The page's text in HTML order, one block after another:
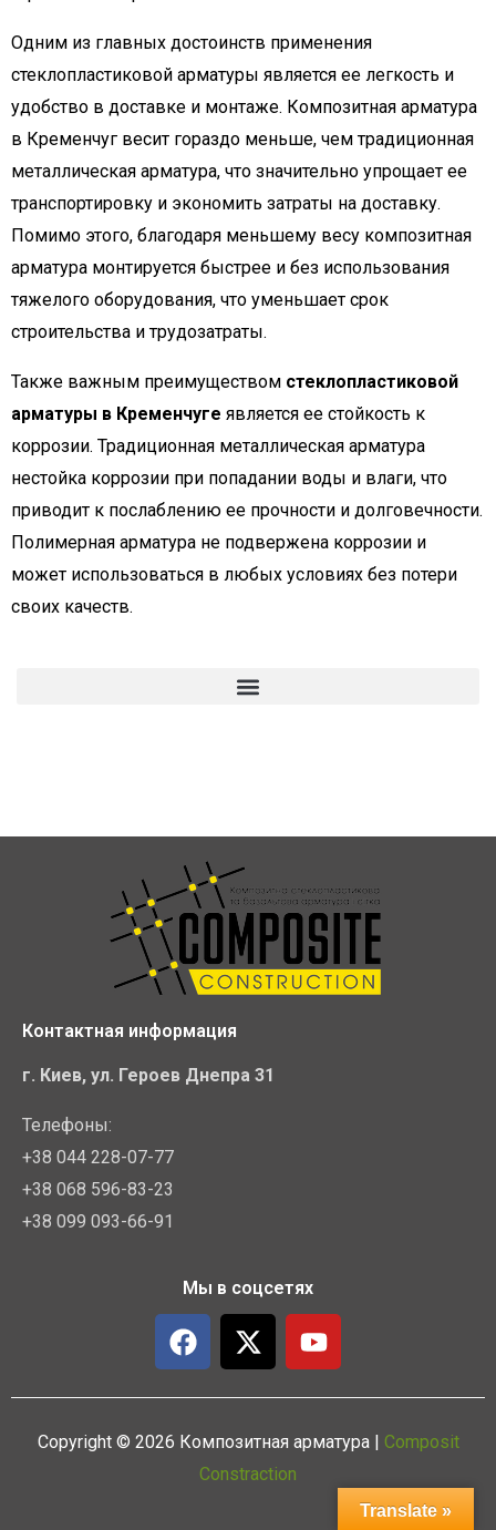
Одним из главных достоинств применения
стеклопластиковой арматуры является ее легкость и
удобство в доставке и монтаже. Композитная арматура
в Кременчуг весит гораздо меньше, чем традиционная
металлическая арматура, что значительно упрощает ее
транспортировку и экономить затраты на доставку.
Помимо этого, благодаря меньшему весу композитная
арматура монтируется быстрее и без использования
тяжелого оборудования, что уменьшает срок
строительства и трудозатраты.
Также важным преимуществом стеклопластиковой
арматуры в Кременчуге является ее стойкость к
коррозии. Традиционная металлическая арматура
нестойка коррозии при попадании воды и влаги, что
приводит к послаблению ее прочности и долговечности.
Полимерная арматура не подвержена коррозии и
может использоваться в любых условиях без потери
своих качеств.
Контактная информация
г. Киев, ул. Героев Днепра 31
Телефоны:
+38 044 228-07-77
+38 068 596-83-23
+38 099 093-66-91
Мы в соцсетях
F
a
c
e
b
X
-
t
w
i
t
t
Y
o
u
t
u
Copyright © 2026 Композитная арматура | Composit
Constraction
Translate »